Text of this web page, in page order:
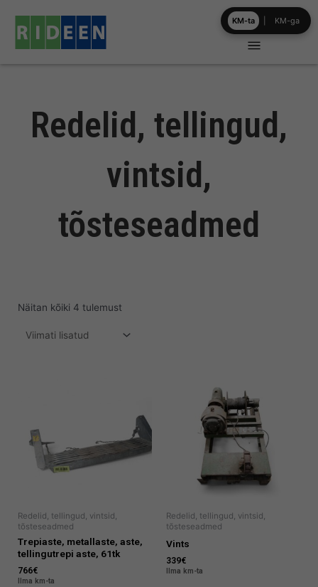
content
Redelid, tellingud,
vintsid,
tõsteseadmed
Näitan kõiki 4 tulemust
Redelid, tellingud, vintsid,
tõsteseadmed
Trepiaste, metallaste, aste,
tellingutrepi aste, 61tk
766€
Ilma km-ta
Redelid, tellingud, vintsid,
tõsteseadmed
Vints
339€
Ilma km-ta
KM-ta KM-ga